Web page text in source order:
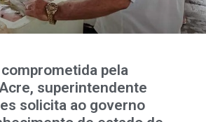
pela
superintendente
solicita ao governo